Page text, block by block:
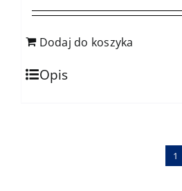
Dodaj do koszyka
Opis
1